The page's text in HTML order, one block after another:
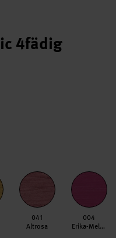
4fädig
041
Altrosa
004
Erika-Melange